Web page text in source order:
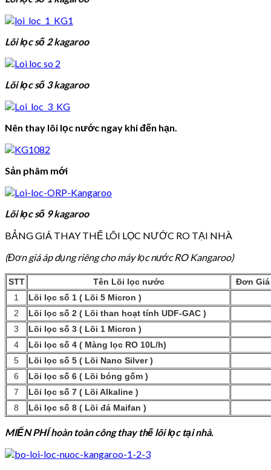
Lõi lọc số 2 kagaroo
Lõi lọc số 3 kagaroo
Nên thay lõi lọc nước ngay khi đến hạn.
Sản phâm mới
Lõi lọc số 9 kagaroo
BẢNG GIÁ THAY THẾ LÕI LỌC NƯỚC RO TẠI NHÀ
(Đơn giá áp dụng riêng cho máy lọc nước RO Kangaroo)
STT Tên Lõi lọc nước
Đơn Giá
1
Lõi lọc số 1 ( Lõi 5 Micron )
2
Lõi lọc số 2 ( Lõi than hoạt tính UDF-GAC )
3
Lõi lọc số 3 ( Lõi 1 Micron )
4
Lõi lọc số 4 ( Màng lọc RO 10L/h)
5
Lõi lọc số 5 ( Lõi Nano Silver )
6
Lõi lọc số 6 ( Lõi bóng gốm )
7
Lõi lọc số 7 ( Lõi Alkaline )
8
Lõi lọc số 8 ( Lõi đá Maifan )
MIẾN PHÍ hoàn toàn công thay thế lõi lọc tại nhà.